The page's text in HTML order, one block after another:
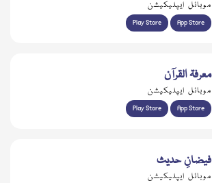
موبائل ایپلیکیشن
Play Store App Store
معرفۃ القرآن
موبائل ایپلیکیشن
Play Store App Store
فیضانِ حدیث
موبائل ایپلیکیشن